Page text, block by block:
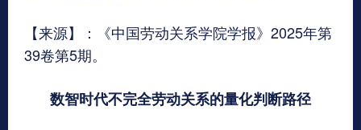
【来源】：《中国劳动关系学院学报》2025年第
39卷第5期。
数智时代不完全劳动关系的量化判断路径